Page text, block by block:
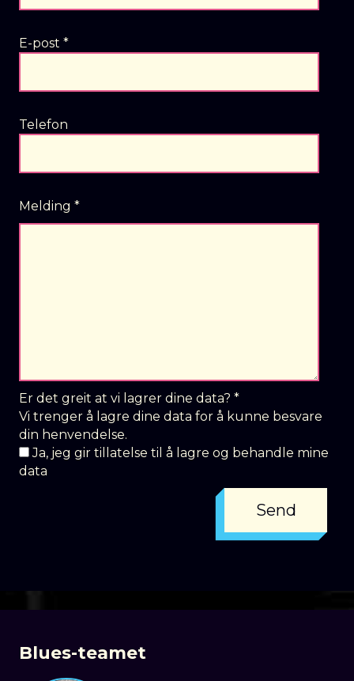
E-post *
Telefon
Melding *
Er det greit at vi lagrer dine data? *
Vi trenger å lagre dine data for å kunne besvare
din henvendelse.
Ja, jeg gir tillatelse til å lagre og behandle mine
data
Blues-teamet